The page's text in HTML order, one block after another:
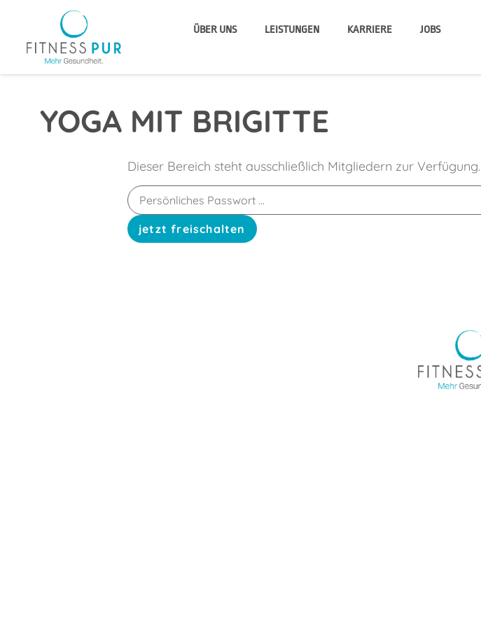
ÜBER UNS LEISTUNGEN KARRIERE JOBS
YOGA MIT BRIGITTE
Dieser Bereich steht ausschließlich Mitgliedern zur Verfügung.